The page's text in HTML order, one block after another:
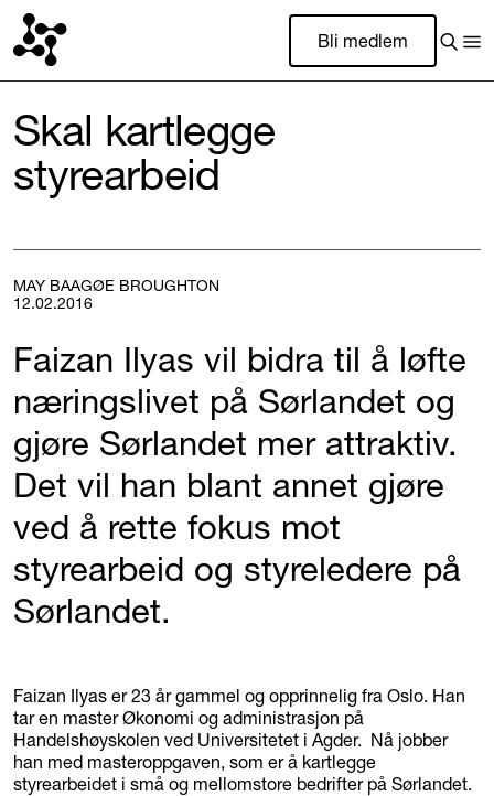
Bli medlem
Skal kartlegge
styrearbeid
MAY BAAGØE BROUGHTON
12.02.2016
Faizan Ilyas vil bidra til å løfte
næringslivet på Sørlandet og
gjøre Sørlandet mer attraktiv.
Det vil han blant annet gjøre
ved å rette fokus mot
styrearbeid og styreledere på
Sørlandet.
Faizan Ilyas er 23 år gammel og opprinnelig fra Oslo. Han
tar en master Økonomi og administrasjon på
Handelshøyskolen ved Universitetet i Agder. Nå jobber
han med masteroppgaven, som er å kartlegge
styrearbeidet i små og mellomstore bedrifter på Sørlandet.